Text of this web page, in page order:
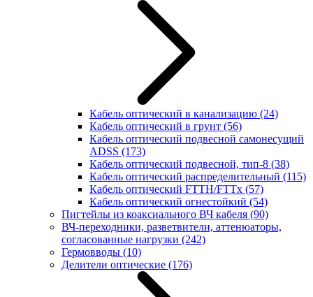
Кабель оптический в канализацию (24)
Кабель оптический в грунт (56)
Кабель оптический подвесной самонесущий
ADSS (173)
Кабель оптический подвесной, тип-8 (38)
Кабель оптический распределительный (115)
Кабель оптический FTTH/FTTx (57)
Кабель оптический огнестойкий (54)
Пигтейлы из коаксиального ВЧ кабеля (90)
ВЧ-переходники, разветвители, аттенюаторы,
согласованные нагрузки (242)
Гермовводы (10)
Делители оптические (176)